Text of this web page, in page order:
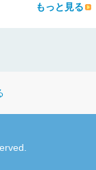
もっと見る